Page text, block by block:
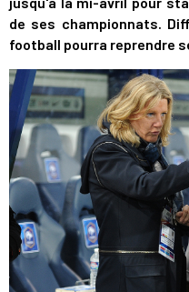
de ses championnats.
football pourra reprendre